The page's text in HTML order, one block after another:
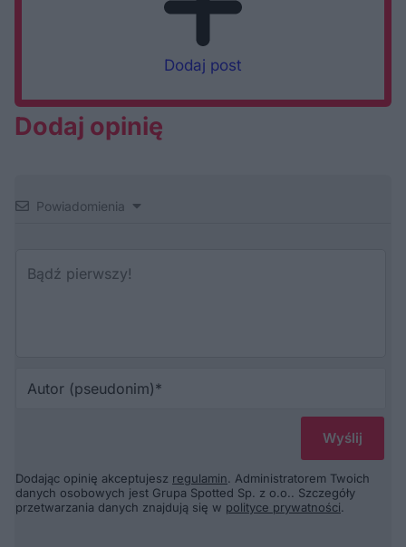
Dodaj post
Dodaj opinię
Powiadomienia
Dodając opinię akceptujesz regulamin. Administratorem Twoich
danych osobowych jest Grupa Spotted Sp. z o.o.. Szczegóły
przetwarzania danych znajdują się w polityce prywatności.